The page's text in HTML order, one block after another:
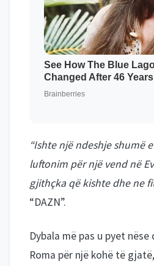
“Ishte një ndeshje shumë
luftonim për një vend në
gjithçka që kishte dhe ne
“DAZN”.
Dybala më pas u pyet
Roma për një kohë të